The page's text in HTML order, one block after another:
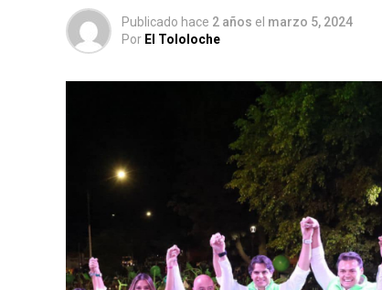
Publicado hace 2 años el marzo 5, 2024
Por El Tololoche